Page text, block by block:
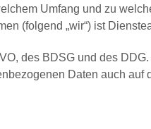
Umfang und zu
(folgend „wir“) ist
des BDSG und des
Daten auch auf